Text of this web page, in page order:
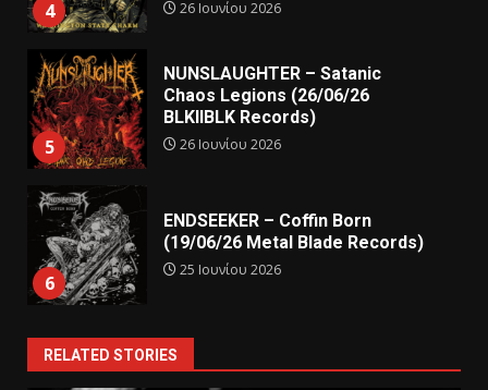
4 26 Ιουνίου 2026
5
NUNSLAUGHTER – Satanic
Chaos Legions (26/06/26
BLKIIBLK Records)
26 Ιουνίου 2026
6
ENDSEEKER – Coffin Born
(19/06/26 Metal Blade Records)
25 Ιουνίου 2026
RELATED STORIES